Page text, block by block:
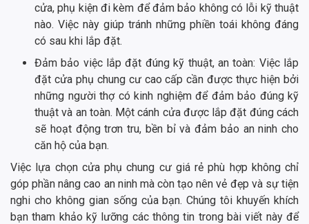
cửa, phụ kiện đi kèm để đảm bảo không có lỗi kỹ thuật
nào. Việc này giúp tránh những phiền toái không đáng
có sau khi lắp đặt.
Đảm bảo việc lắp đặt đúng kỹ thuật, an toàn: Việc lắp
đặt cửa phụ chung cư cao cấp cần được thực hiện bởi
những người thợ có kinh nghiệm để đảm bảo đúng kỹ
thuật và an toàn. Một cánh cửa được lắp đặt đúng cách
sẽ hoạt động trơn tru, bền bỉ và đảm bảo an ninh cho
căn hộ của bạn.
Việc lựa chọn cửa phụ chung cư giá rẻ phù hợp không chỉ
góp phần nâng cao an ninh mà còn tạo nên vẻ đẹp và sự tiện
nghi cho không gian sống của bạn. Chúng tôi khuyến khích
bạn tham khảo kỹ lưỡng các thông tin trong bài viết này để